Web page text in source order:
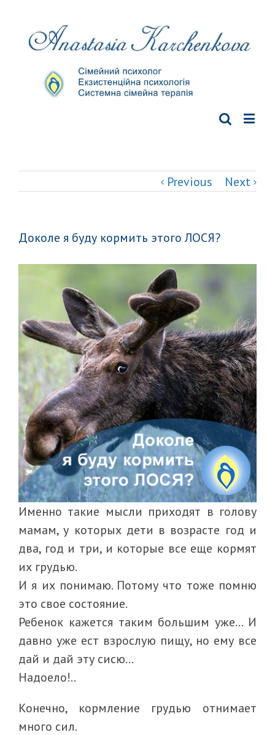
Previous Next
Доколе я буду кормить этого ЛОСЯ?
Именно такие мысли приходят в голову
мамам, у которых дети в возрасте год и
два, год и три, и которые все еще кормят
их грудью.
И я их понимаю. Потому что тоже помню
это свое состояние.
Ребенок кажется таким большим уже… И
давно уже ест взрослую пищу, но ему все
дай и дай эту сисю…
Надоело!..
Конечно, кормление грудью отнимает
много сил.